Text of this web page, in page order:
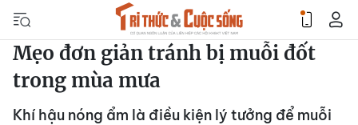
Mẹo đơn giản tránh bị muỗi đốt
trong mùa mưa
Khí hậu nóng ẩm là điều kiện lý tưởng để muỗi